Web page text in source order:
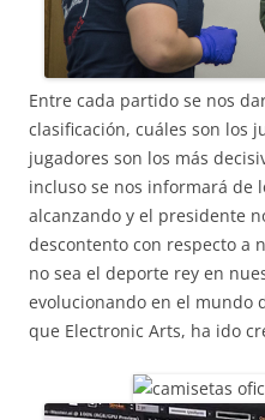
Entre cada partido se nos
clasificación, cuáles son los
jugadores son los más
incluso se nos informará de
alcanzando y el presidente
descontento con respecto a
no sea el deporte rey en
evolucionando en el mundo
que Electronic Arts, ha ido